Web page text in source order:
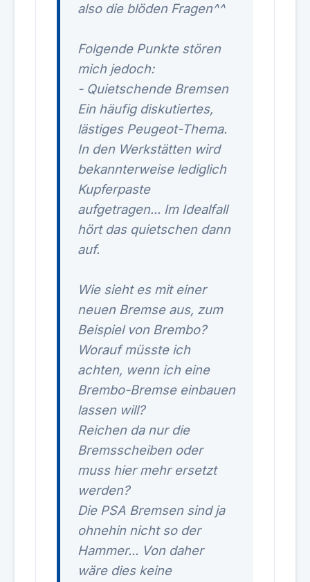
also die blöden Fragen^^
Folgende Punkte stören
mich jedoch:
- Quietschende Bremsen
Ein häufig diskutiertes,
lästiges Peugeot-Thema.
In den Werkstätten wird
bekannterweise lediglich
Kupferpaste
aufgetragen... Im Idealfall
hört das quietschen dann
auf.
Wie sieht es mit einer
neuen Bremse aus, zum
Beispiel von Brembo?
Worauf müsste ich
achten, wenn ich eine
Brembo-Bremse einbauen
lassen will?
Reichen da nur die
Bremsscheiben oder
muss hier mehr ersetzt
werden?
Die PSA Bremsen sind ja
ohnehin nicht so der
Hammer... Von daher
wäre dies keine